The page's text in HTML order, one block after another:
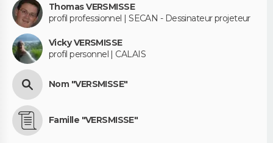
Thomas VERSMISSE
profil professionnel | SECAN - Dessinateur projeteur
Vicky VERSMISSE
profil personnel | CALAIS
Nom "VERSMISSE"
Famille "VERSMISSE"